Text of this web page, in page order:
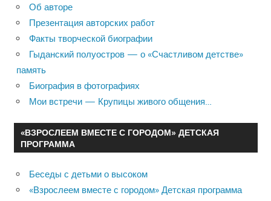
Об авторе
Презентация авторских работ
Факты творческой биографии
Гыданский полуостров — о «Счастливом детстве»
память
Биография в фотографиях
Мои встречи — Крупицы живого общения…
«ВЗРОСЛЕЕМ ВМЕСТЕ С ГОРОДОМ» ДЕТСКАЯ
ПРОГРАММА
Беседы с детьми о высоком
«Взрослеем вместе с городом» Детская программа